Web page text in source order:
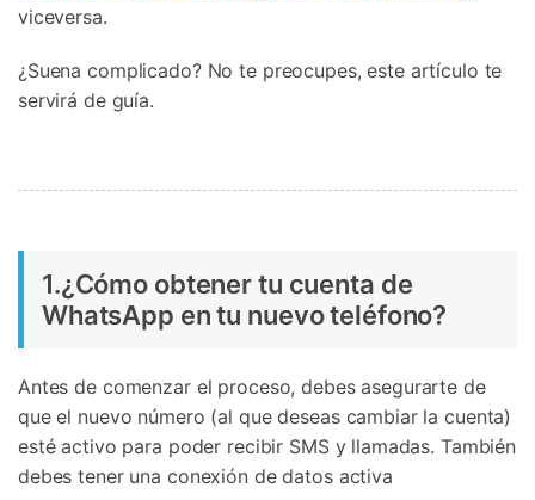
viceversa.
¿Suena complicado? No te preocupes, este artículo te
servirá de guía.
1.¿Cómo obtener tu cuenta de
WhatsApp en tu nuevo teléfono?
Antes de comenzar el proceso, debes asegurarte de
que el nuevo número (al que deseas cambiar la cuenta)
esté activo para poder recibir SMS y llamadas. También
debes tener una conexión de datos activa